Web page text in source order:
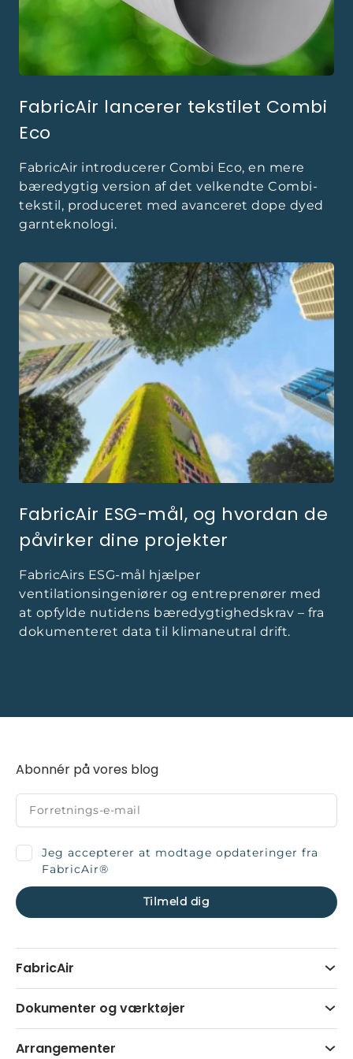
FabricAir lancerer tekstilet Combi
Eco
FabricAir introducerer Combi Eco, en mere
bæredygtig version af det velkendte Combi-
tekstil, produceret med avanceret dope dyed
garnteknologi.
FabricAir ESG-mål, og hvordan de
påvirker dine projekter
FabricAirs ESG-mål hjælper
ventilationsingeniører og entreprenører med
at opfylde nutidens bæredygtighedskrav – fra
dokumenteret data til klimaneutral drift.
FabricAir
Dokumenter og værktøjer
Arrangementer
Abonnér på vores blog
Jeg accepterer at modtage opdateringer fra
FabricAir®